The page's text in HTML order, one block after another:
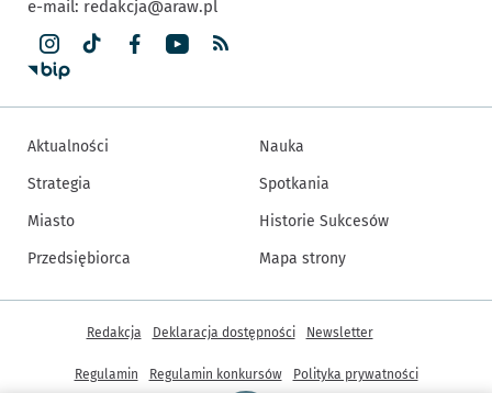
e-mail: redakcja@araw.pl
Aktualności
Strategia
Miasto
Przedsiębiorca
Nauka
Spotkania
Historie Sukcesów
Mapa strony
Inne informacje
Redakcja Deklaracja dostępności Newsletter
Regulamin Regulamin konkursów Polityka prywatności